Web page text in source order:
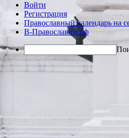
Войти
Регистрация
Православный календарь на
В-Православии.рф